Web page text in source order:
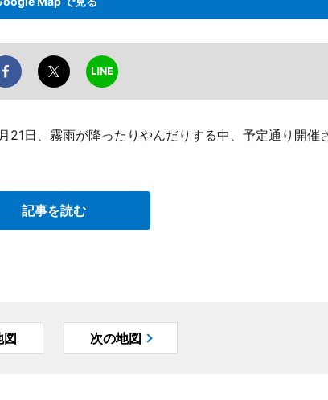
日、霧雨が降ったりやんだりする中、予定通り開催
記事を読む
図 次の地図